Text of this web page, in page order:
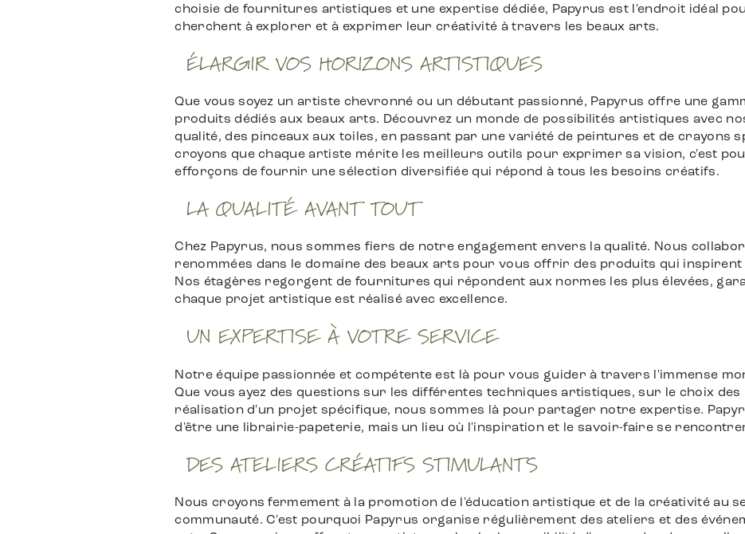
choisie de fournitures artistiques et une expertise dédiée, Papyrus est l'endroit idéal
cherchent à explorer et à exprimer leur créativité à travers les beaux arts.
ÉLARGIR VOS HORIZONS ARTISTIQUES
Que vous soyez un artiste chevronné ou un débutant passionné, Papyrus offre une
produits dédiés aux beaux arts. Découvrez un monde de possibilités artistiques avec
qualité, des pinceaux aux toiles, en passant par une variété de peintures et de crayons
croyons que chaque artiste mérite les meilleurs outils pour exprimer sa vision, c'est
efforçons de fournir une sélection diversifiée qui répond à tous les besoins créatifs.
LA QUALITÉ AVANT TOUT
Chez Papyrus, nous sommes fiers de notre engagement envers la qualité. Nous
renommées dans le domaine des beaux arts pour vous offrir des produits qui
Nos étagères regorgent de fournitures qui répondent aux normes les plus élevées,
chaque projet artistique est réalisé avec excellence.
UN EXPERTISE À VOTRE SERVICE
Notre équipe passionnée et compétente est là pour vous guider à travers l'immense
Que vous ayez des questions sur les différentes techniques artistiques, sur le choix
réalisation d'un projet spécifique, nous sommes là pour partager notre expertise.
d'être une librairie-papeterie, mais un lieu où l'inspiration et le savoir-faire se
DES ATELIERS CRÉATIFS STIMULANTS
Nous croyons fermement à la promotion de l'éducation artistique et de la créativité au
communauté. C'est pourquoi Papyrus organise régulièrement des ateliers et des